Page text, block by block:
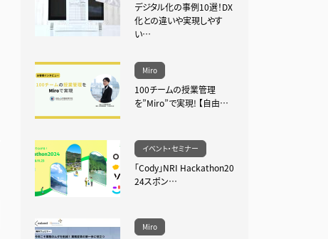
デジタル化の事例10選！DX
化との違いや実現しやす
い…
Miro
100チームの授業管理
を”Miro”で実現! 【自由…
イベント・セミナー
「Cody」NRI Hackathon20
24スポン…
Miro